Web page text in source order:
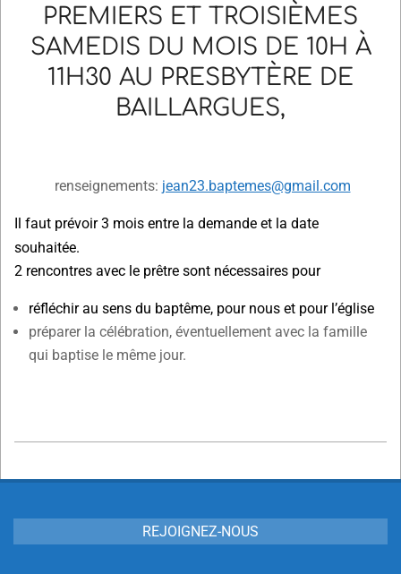
PREMIERS ET TROISIÈMES
SAMEDIS DU MOIS DE 10H À
11H30 AU PRESBYTÈRE DE
BAILLARGUES,
renseignements: jean23.baptemes@gmail.com
Il faut prévoir 3 mois entre la demande et la date
souhaitée.
2 rencontres avec le prêtre sont nécessaires pour
réfléchir au sens du baptême, pour nous et pour l’église
préparer la célébration, éventuellement avec la famille
qui baptise le même jour.
02-
REJOIGNEZ-NOUS